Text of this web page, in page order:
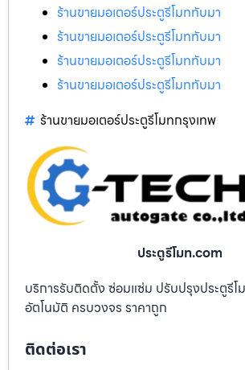
ร้านขายมอเตอร์ประตูรีโมททับมา
ร้านขายมอเตอร์ประตูรีโมททับมา
ร้านขายมอเตอร์ประตูรีโมททับมา
ร้านขายมอเตอร์ประตูรีโมททับมา
ร้านขายมอเตอร์ประตูรีโมทกรุงเทพ
ประตูรีโมท.com
บริการรับติดตั้ง ซ่อมแซ่ม ปรับปรุงประตูรีโ
อัตโนมัติ ครบวงจร ราคาถูก
ติดต่อเรา